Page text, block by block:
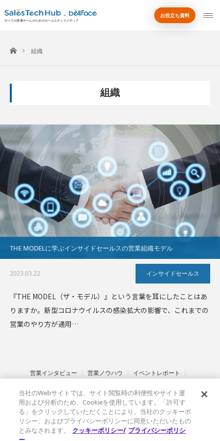
by
すべての営業チームのためのセールステックメディア
お役立ち資料
ホーム組織
組織
THE MODELに学ぶインサイドセールスの営業組織モデル
2023.03.22 インサイドセールス
『THE MODEL（ザ・モデル）』という言葉を耳にしたことはあ
りますか。新型コロナウイルスの感染拡大の影響で、これまでの
営業のやり方が通用…
営業インタビュー 営業ノウハウ
イベントレポート
その他
ベルフェイスとは
情報セキュリティ基本方針
プライバシーポリシー
クッキーポリシー
当社のWebサイトでは、サイト閲覧時の利便性やサイト運
用および分析のため、Cookieを使用しています。「許可す
る」をクリックしていただくことにより、当社のクッキーポ
リシー、およびプライバシーポリシーに同意いただいたもの
とみなされます。
クッキーポリシー/ プライバシーポリシ